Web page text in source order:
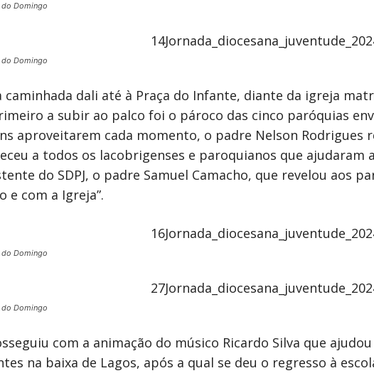
Domingo
Domingo
caminhada dali até à Praça do Infante, diante da igreja
a subir ao palco foi o pároco das cinco paróquias
aproveitarem cada momento, o padre Nelson Rodrigues
a todos os lacobrigenses e paroquianos que ajudaram
do SDPJ, o padre Samuel Camacho, que revelou aos
e com a Igreja”.
Domingo
Domingo
com a animação do músico Ricardo Silva que
na baixa de Lagos, após a qual se deu o regresso à